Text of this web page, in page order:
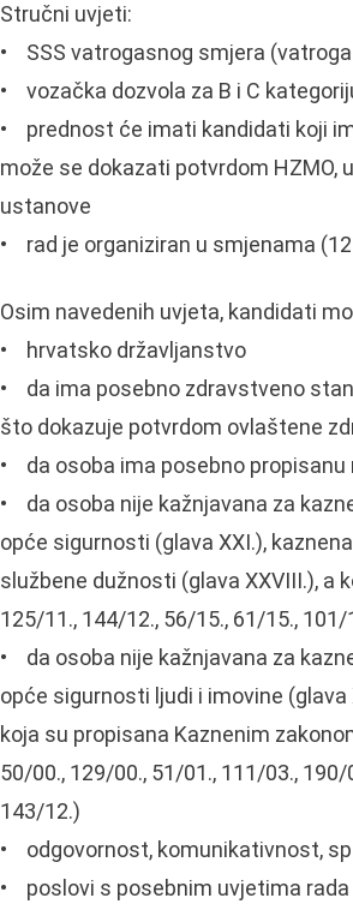
Stručni uvjeti:
• SSS vatrogasnog smjera
• vozačka dozvola za B i C
• prednost će imati kandidati koji
može se dokazati potvrdom HZMO,
ustanove
• rad je organiziran u smjenama
Osim navedenih uvjeta, kandidati
• hrvatsko državljanstvo
• da ima posebno zdravstveno
što dokazuje potvrdom ovlaštene
• da osoba ima posebno
• da osoba nije kažnjavana za
opće sigurnosti (glava XXI.),
službene dužnosti (glava XXVIII.), a
125/11., 144/12., 56/15., 61/15.,
• da osoba nije kažnjavana za
opće sigurnosti ljudi i imovine (glava
koja su propisana Kaznenim
50/00., 129/00., 51/01., 111/03.,
143/12.)
• odgovornost, komunikativnost,
• poslovi s posebnim uvjetima rada